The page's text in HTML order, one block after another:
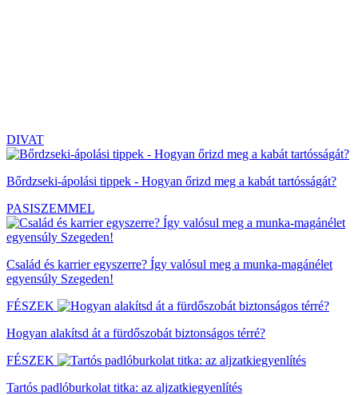
DIVAT
Bőrdzseki-ápolási tippek - Hogyan őrizd meg a kabát tartósságát?
PASISZEMMEL
Család és karrier egyszerre? Így valósul meg a munka-magánélet
egyensúly Szegeden!
FÉSZEK
Hogyan alakítsd át a fürdőszobát biztonságos térré?
FÉSZEK
Tartós padlóburkolat titka: az aljzatkiegyenlítés